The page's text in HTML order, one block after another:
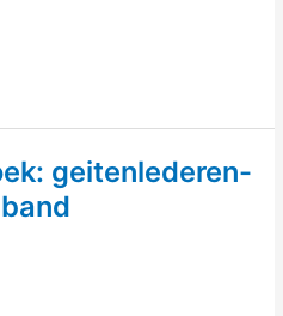
geitenlederen-